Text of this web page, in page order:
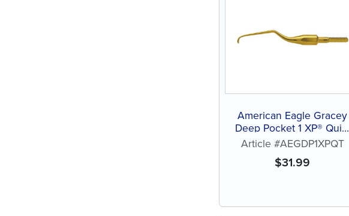
American Eagle Gracey
Deep Pocket 1 XP® Quik-
Tip™ sans affûtage
Article #AEGDP1XPQT
$31.99